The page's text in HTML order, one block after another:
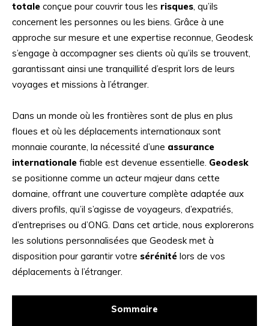
totale conçue pour couvrir tous les risques, qu’ils
concernent les personnes ou les biens. Grâce à une
approche sur mesure et une expertise reconnue, Geodesk
s’engage à accompagner ses clients où qu’ils se trouvent,
garantissant ainsi une tranquillité d’esprit lors de leurs
voyages et missions à l’étranger.
Dans un monde où les frontières sont de plus en plus
floues et où les déplacements internationaux sont
monnaie courante, la nécessité d’une assurance
internationale fiable est devenue essentielle. Geodesk
se positionne comme un acteur majeur dans cette
domaine, offrant une couverture complète adaptée aux
divers profils, qu’il s’agisse de voyageurs, d’expatriés,
d’entreprises ou d’ONG. Dans cet article, nous explorerons
les solutions personnalisées que Geodesk met à
disposition pour garantir votre sérénité lors de vos
déplacements à l’étranger.
Sommaire